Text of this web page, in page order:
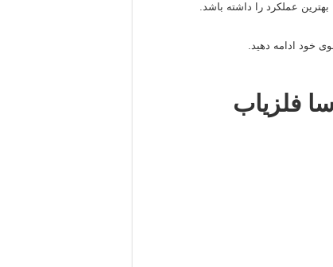
عملکرد را داشته باشد.
خود ادامه دهید.
فلزیاب